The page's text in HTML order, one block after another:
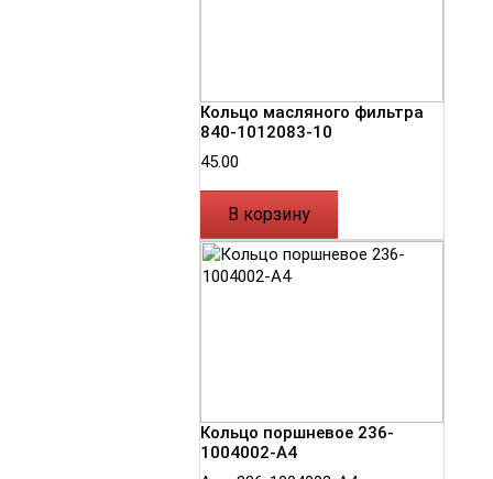
Кольцо масляного фильтра
840-1012083-10
45.00
В корзину
Кольцо поршневое 236-
1004002-А4